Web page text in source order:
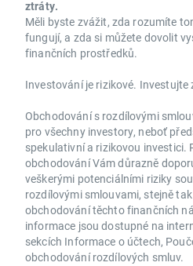
ztráty.
Měli byste zvážit, zda rozumíte
fungují, a zda si můžete dovolit
finančních prostředků.
Investování je rizikové. Investujte
Obchodování s rozdílovými
pro všechny investory, neboť
spekulativní a rizikovou investici.
obchodování Vám důrazně
veškerými potenciálními riziky
rozdílovými smlouvami, stejně
obchodování těchto finančních
informace jsou dostupné na
sekcích Informace o účtech,
obchodování rozdílových smluv.